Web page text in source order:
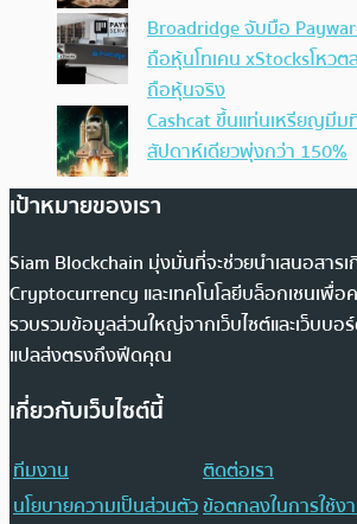
Broadridge จับมือ
ถือหุ้นโทเคน xStocksโหว
ถือหุ้นจริง
Cashcat ขึ้นแท่นเหรียญมีม
สัปดาห์เดียวพุ่งกว่า 150%
เป้าหมายของเรา
Siam Blockchain มุ่งมั่นที่จะช่วยนำเสนอสาร
Cryptocurrency และเทคโนโลยีบล็อกเชนเพื่อ
รวบรวมข้อมูลส่วนใหญ่จากเว็บไซต์และเว็บบอ
แปลส่งตรงถึงฟีดคุณ
เกี่ยวกับเว็บไซต์นี้
ทีมงาน
ติดต่อเรา
นโยบายความเป็นส่วนตัวข้อตกลงในการใช้ง